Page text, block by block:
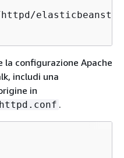
configurazione Apache
includi una
in
.